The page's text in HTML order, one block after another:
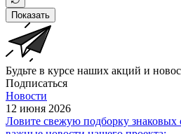
Показать
Будьте в курсе наших акций и
Подписаться
Новости
12 июня 2026
Ловите свежую подборку знаковых